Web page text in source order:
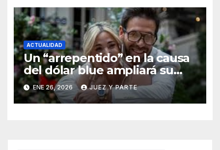
ACTUALIDAD
Un “arrepentido” en la causa
del dólar blue ampliará su
declaración y apunta a
niveles superiores de la
maniobra
ENE 26, 2026 JUEZ Y PARTE